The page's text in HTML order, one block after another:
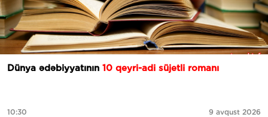
Dünya ədəbiyyatının 10 qeyri-adi süjetli romanı
10:30 9 avqust 2026